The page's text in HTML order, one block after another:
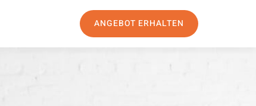
ANGEBOT ERHALTEN